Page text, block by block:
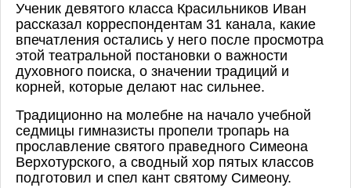
Ученик девятого класса Красильников Иван
рассказал корреспондентам 31 канала, какие
впечатления остались у него после просмотра
этой театральной постановки о важности
духовного поиска, о значении традиций и
корней, которые делают нас сильнее.
Традиционно на молебне на начало учебной
седмицы гимназисты пропели тропарь на
прославление святого праведного Симеона
Верхотурского, а сводный хор пятых классов
подготовил и спел кант святому Симеону.